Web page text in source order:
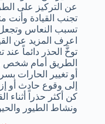
عن التركيز على
تجنب القيادة وأنت
تسبب النعاس وتجعل
اعرف المزيد عن
توخَّ الحذر دائماً
الطريق أمام شخص
أو تغيير الحارات
إلى وقوع حادث أو
كن أكثر حذراً أثناء
ونشاط الطيور